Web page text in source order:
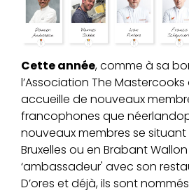
Cette année, comme à sa
l’Association The
accueille de nouveaux
francophones que
nouveaux membres se situant
Bruxelles ou en Brabant
‘ambassadeur' avec son
D’ores et déjà, ils sont